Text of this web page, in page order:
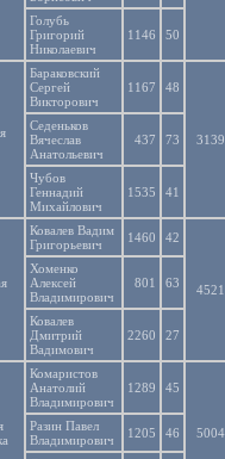
Голубь
Григорий
Николаевич
1146 50
Бараковский
Сергей
Викторович
1167 48
3139
Седеньков
Вячеслав
Анатольевич
437 73
Чубов
Геннадий
Михайлович
1535 41
Ковалев Вадим
Григорьевич
1460 42
4521
Хоменко
Алексей
Владимирович
801 63
Ковалев
Дмитрий
Вадимович
2260 27
Комаристов
Анатолий
Владимирович
1289 45
5004
Разин Павел
Владимирович
1205 46